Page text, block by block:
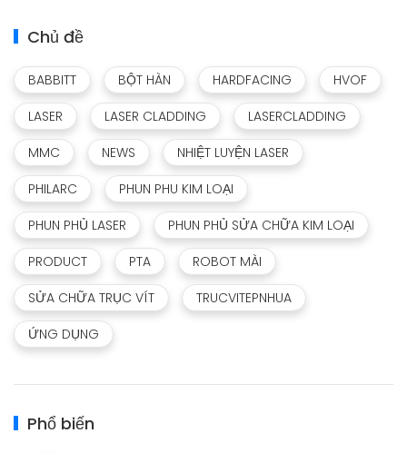
Chủ đề
BABBITT BỘT HÀN HARDFACING
HVOF
LASER
LASER CLADDING
LASERCLADDING
MMC
NEWS
NHIỆT LUYỆN LASER
PHILARC
PHUN PHU KIM LOẠI
PHUN PHỦ LASER
PHUN PHỦ SỬA CHỮA KIM LOẠI
PRODUCT
PTA
ROBOT MÀI
SỬA CHỮA TRỤC VÍT
TRUCVITEPNHUA
ỨNG DỤNG
Phổ biến